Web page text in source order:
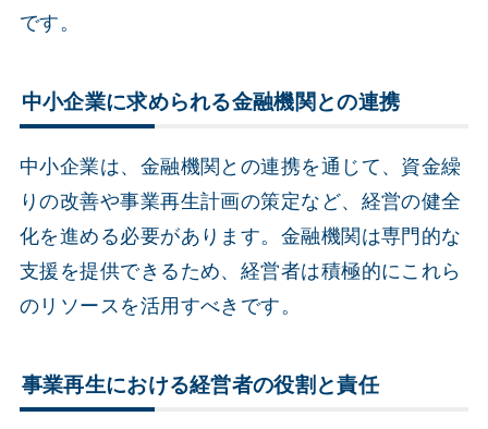
です。
中小企業に求められる金融機関との連携
中小企業は、金融機関との連携を通じて、資金繰
りの改善や事業再生計画の策定など、経営の健全
化を進める必要があります。金融機関は専門的な
支援を提供できるため、経営者は積極的にこれら
のリソースを活用すべきです。
事業再生における経営者の役割と責任